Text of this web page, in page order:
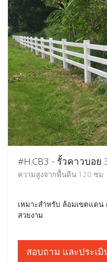
#H.CB3 - รั้วคาวบอย
ความสูงจากพื้นดิน 120 ซม
เหมาะสำหรับ ล้อมเขตแด
สวยงาม
สอบถาม และประเ